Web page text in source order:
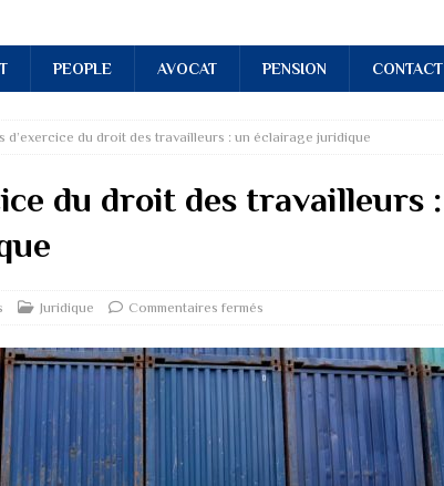
PEOPLE AVOCAT PENSION CONTACT
d’exercice du droit des travailleurs : un éclairage juridique
du droit des travailleurs :
Juridique Commentaires fermés